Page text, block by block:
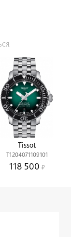
Tissot
T1204071109101
118 500